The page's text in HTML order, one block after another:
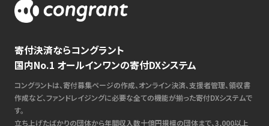
寄付決済ならコングラント
国内No.1 オールインワンの寄付DXシステム
コングラントは、寄付募集ページの作成、オンライン決済、支援者管理、領収書
作成など、ファンドレイジングに必要な全ての機能が揃った寄付DXシステムで
す。
立ち上げたばかりの団体から年間収入数十億円規模の団体まで、3,000以上